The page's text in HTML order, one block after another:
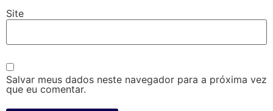
Site
Salvar meus dados neste navegador para a próxima vez
que eu comentar.